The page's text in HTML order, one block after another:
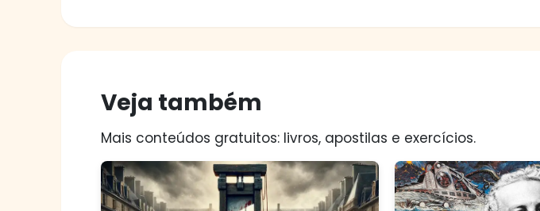
Veja também
Mais conteúdos gratuitos: livros, apostilas e exercícios.